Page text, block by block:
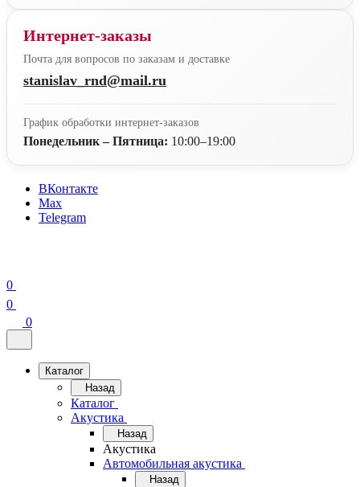
Интернет-заказы
Почта для вопросов по заказам и доставке
stanislav_rnd@mail.ru
График обработки интернет-заказов
Понедельник – Пятница: 10:00–19:00
ВКонтакте
Max
Telegram
0
0
0
Каталог
Назад
Каталог
Акустика
Назад
Акустика
Автомобильная акустика
Назад